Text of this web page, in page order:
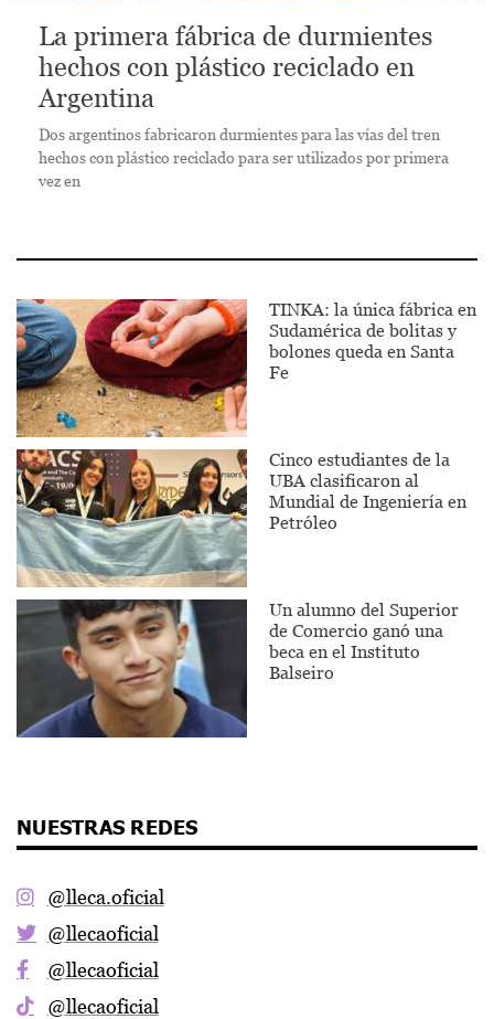
La primera fábrica de durmientes
hechos con plástico reciclado en
Argentina
Dos argentinos fabricaron durmientes para las vías del tren
hechos con plástico reciclado para ser utilizados por primera
vez en
TINKA: la única fábrica en
Sudamérica de bolitas y
bolones queda en Santa
Fe
Cinco estudiantes de la
UBA clasificaron al
Mundial de Ingeniería en
Petróleo
Un alumno del Superior
de Comercio ganó una
beca en el Instituto
Balseiro
NUESTRAS REDES
@lleca.oficial
@llecaoficial
@llecaoficial
@llecaoficial